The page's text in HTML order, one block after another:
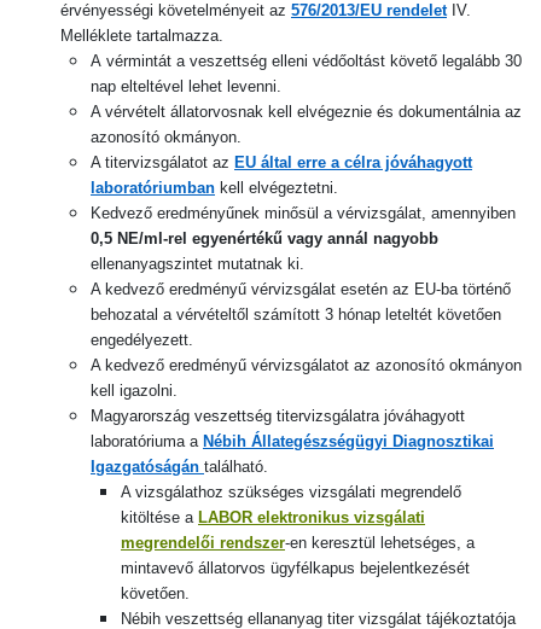
érvényességi követelményeit az 576/2013/EU rendeletIV.
Melléklete tartalmazza.
A vérmintát a veszettség elleni védőoltást követő legalább 30
nap elteltével lehet levenni.
A vérvételt állatorvosnak kell elvégeznie és dokumentálnia az
azonosító okmányon.
A titervizsgálatot az EU által erre a célra jóváhagyott
laboratóriumban kell elvégeztetni.
Kedvező eredményűnek minősül a vérvizsgálat, amennyiben
0,5 NE/ml-rel egyenértékű vagy annál nagyobb
ellenanyagszintet mutatnak ki.
A kedvező eredményű vérvizsgálat esetén az EU-ba történő
behozatal a vérvételtől számított 3 hónap leteltét követően
engedélyezett.
A kedvező eredményű vérvizsgálatot az azonosító okmányon
kell igazolni.
Magyarország veszettség titervizsgálatra jóváhagyott
laboratóriuma a Nébih Állategészségügyi Diagnosztikai
Igazgatóságán található.
A vizsgálathoz szükséges vizsgálati megrendelő
kitöltése a LABOR elektronikus vizsgálati
megrendelői rendszer-en keresztül lehetséges, a
mintavevő állatorvos ügyfélkapus bejelentkezését
követően.
Nébih veszettség ellananyag titer vizsgálat tájékoztatója